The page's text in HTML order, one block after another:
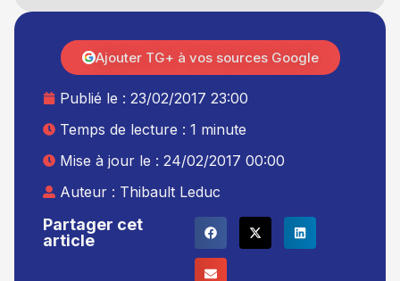
Partager cet
article
Publié le : 23/02/2017 23:00
Temps de lecture : 1 minute
Mise à jour le : 24/02/2017 00:00
Auteur : Thibault Leduc
Ajouter TG+ à vos sources Google